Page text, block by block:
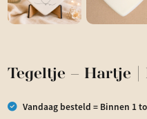
Tegeltje – Hartje |
Vandaag besteld = Binnen 1